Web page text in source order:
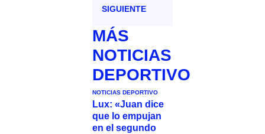
SIGUIENTE
MÁS
NOTICIAS
DEPORTIVO
NOTICIAS DEPORTIVO
Lux: «Juan dice
que lo empujan
en el segundo